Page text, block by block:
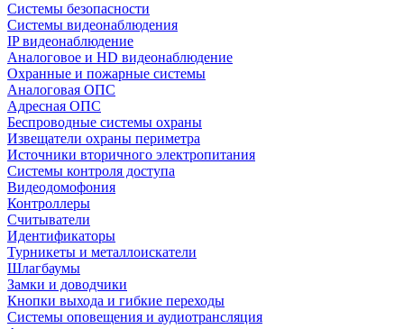
Системы безопасности
Системы видеонаблюдения
IP видеонаблюдение
Аналоговое и HD видеонаблюдение
Охранные и пожарные системы
Аналоговая ОПС
Адресная ОПС
Беспроводные системы охраны
Извещатели охраны периметра
Источники вторичного электропитания
Системы контроля доступа
Видеодомофония
Контроллеры
Считыватели
Идентификаторы
Турникеты и металлоискатели
Шлагбаумы
Замки и доводчики
Кнопки выхода и гибкие переходы
Системы оповещения и аудиотрансляция